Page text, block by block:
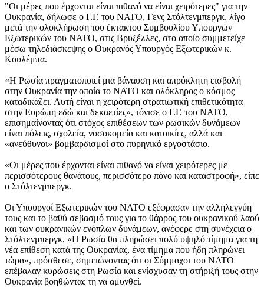
"Οι μέρες που έρχονται είναι πιθανό να είναι χειρότερες" για την
Ουκρανία, δήλωσε ο Γ.Γ. του ΝΑΤΟ, Γενς Στόλτενμπεργκ, λίγο
μετά την ολοκλήρωση του έκτακτου Συμβουλίου Υπουργών
Εξωτερικών του ΝΑΤΟ, στις Βρυξέλλες, στο οποίο συμμετείχε
μέσω τηλεδιάσκεψης ο Ουκρανός Υπουργός Εξωτερικών κ.
Κουλέμπα.
«Η Ρωσία πραγματοποιεί μια βάναυση και απρόκλητη εισβολή
στην Ουκρανία την οποία το ΝΑΤΟ και ολόκληρος ο κόσμος
καταδικάζει. Αυτή είναι η χειρότερη στρατιωτική επιθετικότητα
στην Ευρώπη εδώ και δεκαετίες», τόνισε ο Γ.Γ. του ΝΑΤΟ,
επισημαίνοντας ότι στόχος επιθέσεων των ρωσικών δυνάμεων
είναι πόλεις, σχολεία, νοσοκομεία και κατοικίες, αλλά και
«ανεύθυνοι» βομβαρδισμοί στο πυρηνικό εργοστάσιο.
«Οι μέρες που έρχονται είναι πιθανό να είναι χειρότερες με
περισσότερους θανάτους, περισσότερο πόνο και καταστροφή», είπε
ο Στόλτενμπεργκ.
Οι Υπουργοί Εξωτερικών του ΝΑΤΟ εξέφρασαν την αλληλεγγύη
τους και το βαθύ σεβασμό τους για το θάρρος του ουκρανικού λαού
και των ουκρανικών ενόπλων δυνάμεων, ανέφερε στη συνέχεια ο
Στόλτενμπεργκ. «Η Ρωσία θα πληρώσει πολύ υψηλό τίμημα για τη
νέα επίθεση κατά της Ουκρανίας, ένα τίμημα που ήδη πληρώνει
τώρα», πρόσθεσε, σημειώνοντας ότι οι Σύμμαχοι του ΝΑΤΟ
επέβαλαν κυρώσεις στη Ρωσία και ενίσχυσαν τη στήριξή τους στην
Ουκρανία βοηθώντας τη να αμυνθεί.